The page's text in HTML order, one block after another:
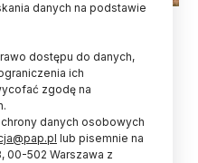
Fot. archiwum
w Malborku
w Malborku
To najlepszy wynik
turysty
specjalne
danych na podstawie
dostępu do danych,
ich
zgodę na
danych osobowych
lub pisemnie na
00-502 Warszawa z